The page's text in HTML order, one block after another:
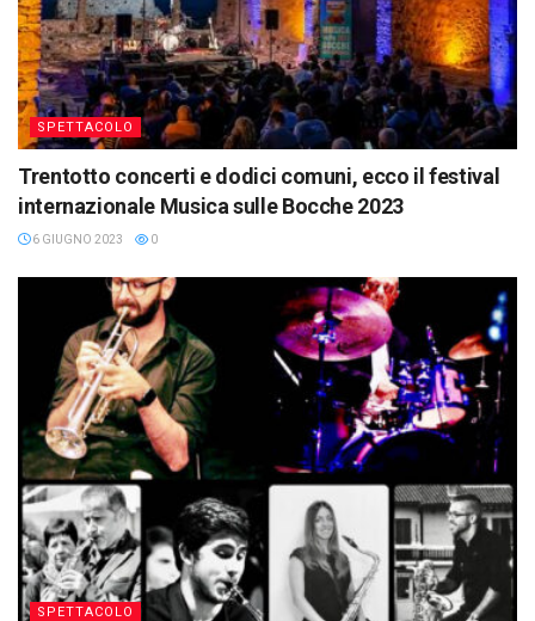
SPETTACOLO
Trentotto concerti e dodici comuni, ecco il festival
internazionale Musica sulle Bocche 2023
6 GIUGNO 2023 0
SPETTACOLO